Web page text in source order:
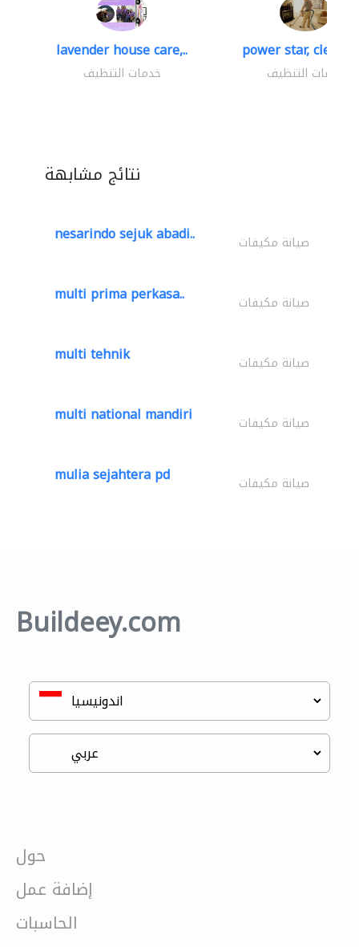
lavender house care,..
خدمات التنظيف
power star,
خدمات التنظيف
نتائج مشابهة
nesarindo sejuk abadi.. صيانة مكيفات
multi prima perkasa.. صيانة مكيفات
multi tehnik صيانة مكيفات
multi national mandiri صيانة مكيفات
mulia sejahtera pd صيانة مكيفات
Buildeey.com
حول
إضافة عمل
الحاسبات